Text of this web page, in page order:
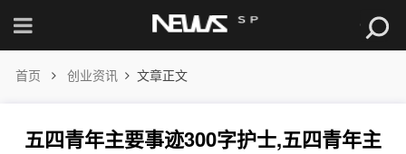
首页 创业资讯 文章正文
五四青年主要事迹300字护士,五四青年主